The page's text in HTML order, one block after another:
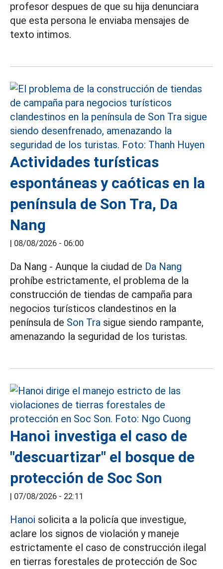
profesor despues de que su hija denunciara
que esta persona le enviaba mensajes de
texto intimos.
Actividades turísticas
espontáneas y caóticas en la
península de Son Tra, Da
Nang
| 08/08/2026 - 06:00
Da Nang - Aunque la ciudad de Da Nang
prohíbe estrictamente, el problema de la
construcción de tiendas de campaña para
negocios turísticos clandestinos en la
península de Son Tra sigue siendo rampante,
amenazando la seguridad de los turistas.
Hanoi investiga el caso de
"descuartizar" el bosque de
protección de Soc Son
| 07/08/2026 - 22:11
Hanoi solicita a la policía que investigue,
aclare los signos de violación y maneje
estrictamente el caso de construcción ilegal
en tierras forestales de protección de Soc